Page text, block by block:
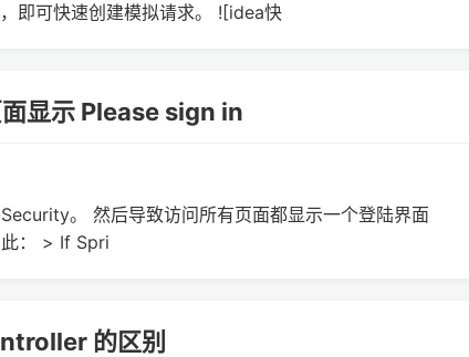
即可快速创建模拟请求。 ![idea快
显示 Please sign in
。 然后导致访问所有页面都显示一个登陆界面
： > If Spri
的区别